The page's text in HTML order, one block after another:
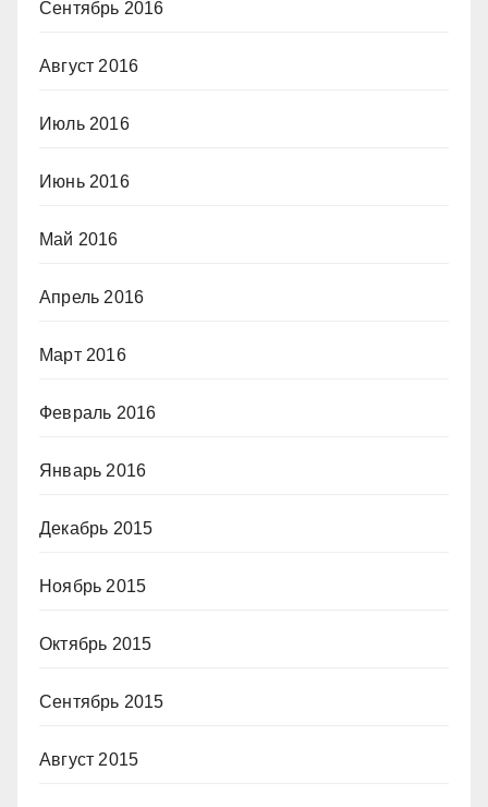
Сентябрь 2016
Август 2016
Июль 2016
Июнь 2016
Май 2016
Апрель 2016
Март 2016
Февраль 2016
Январь 2016
Декабрь 2015
Ноябрь 2015
Октябрь 2015
Сентябрь 2015
Август 2015